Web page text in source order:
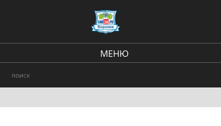
МЕНЮ